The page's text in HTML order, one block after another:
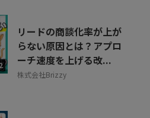
リードの商談化率が上が
らない原因とは？アプロ
ーチ速度を上げる改...
株式会社Brizzy